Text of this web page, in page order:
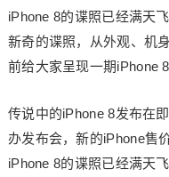
iPhone 8的谍照已经满天
新奇的谍照，从外观、机
前给大家呈现一期iPhone 8
传说中的iPhone 8发布在
办发布会，新的iPhone售
iPhone 8的谍照已经满天